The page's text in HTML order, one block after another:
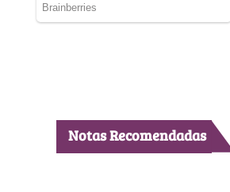
Notas Recomendadas